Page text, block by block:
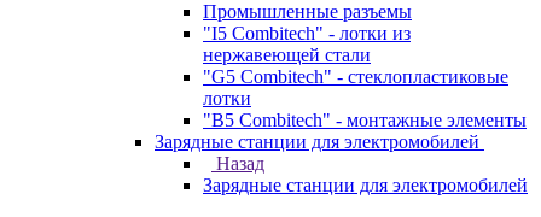
Промышленные разъемы
"I5 Combitech" - лотки из
нержавеющей стали
"G5 Combitech" - стеклопластиковые
лотки
"B5 Combitech" - монтажные элементы
Зарядные станции для электромобилей
Назад
Зарядные станции для электромобилей